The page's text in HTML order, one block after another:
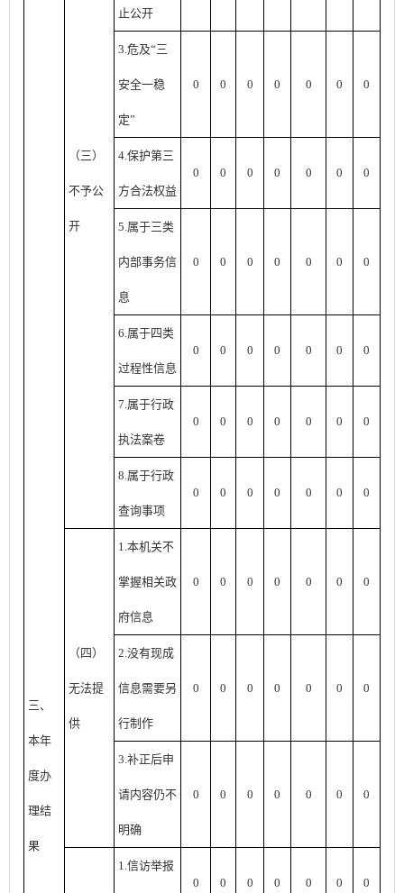
三、
本年
度办
理结
果
（三）
不予公
开
止公开
3.危及“三
安全一稳
定”
0 0 0 0 0 0 0
4.保护第三
方合法权益
0 0 0 0 0 0 0
5.属于三类
内部事务信
息
0 0 0 0 0 0 0
6.属于四类
过程性信息
0 0 0 0 0 0 0
7.属于行政
执法案卷
0 0 0 0 0 0 0
8.属于行政
查询事项
0 0 0 0 0 0 0
（四）
无法提
供
1.本机关不
掌握相关政
府信息
0 0 0 0 0 0 0
2.没有现成
信息需要另
行制作
0 0 0 0 0 0 0
3.补正后申
请内容仍不
明确
0 0 0 0 0 0 0
1.信访举报
0
0 0 0 0 0 0